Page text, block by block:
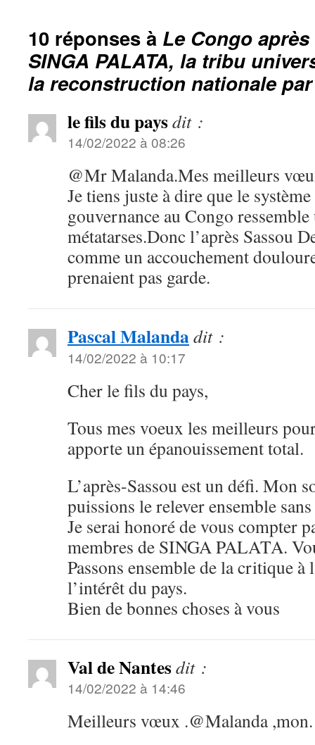
10 réponses à Le Congo
SINGA PALATA, la tribu
la reconstruction nationale
le fils du paysdit :
14/02/2022 à 08:26
@Mr Malanda.Mes meilleurs
Je tiens juste à dire que le
gouvernance au Congo ressemble
métatarses.Donc l’après Sassou
comme un accouchement
prenaient pas garde.
Pascal Malandadit :
14/02/2022 à 10:17
Cher le fils du pays,
Tous mes voeux les meilleurs
apporte un épanouissement total.
L’après-Sassou est un défi. Mon
puissions le relever ensemble
Je serai honoré de vous compter
membres de SINGA PALATA.
Passons ensemble de la critique
l’intérêt du pays.
Bien de bonnes choses à vous
Val de Nantesdit :
14/02/2022 à 14:46
Meilleurs vœux .@Malanda